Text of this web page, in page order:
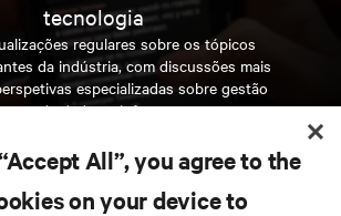
tecnologia
regulares sobre os tópicos
da indústria, com discussões mais
especializadas sobre gestão
de dados e infraestruturas.
INSCREVA-SE AGORA
All”, you agree to the
on your device to